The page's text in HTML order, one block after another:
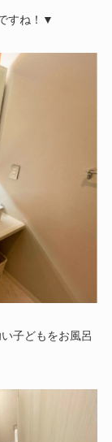
すね！▼
子どもをお風呂